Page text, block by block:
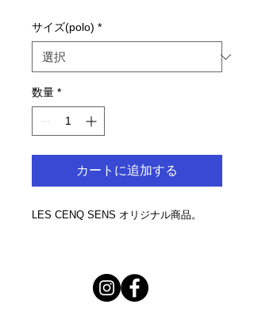
サイズ(polo) *
数量 *
カートに追加する
LES CENQ SENS オリジナル商品。